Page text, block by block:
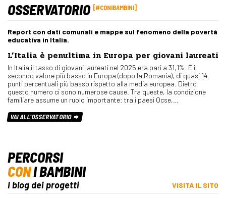
OSSERVATORIO #CONIBAMBINI
Report con dati comunali e mappe sul fenomeno della povertà
educativa in Italia.
L’Italia è penultima in Europa per giovani laureati
In Italia il tasso di giovani laureati nel 2025 era pari a 31,1%. È il
secondo valore più basso in Europa (dopo la Romania), di quasi 14
punti percentuali più basso rispetto alla media europea. Dietro
questo numero ci sono numerose cause. Tra queste, la condizione
familiare assume un ruolo importante: tra i paesi Ocse,…
VAI ALL'OSSERVATORIO
PERCORSI
CONI BAMBINI
I blog dei progetti VISITA IL SITO